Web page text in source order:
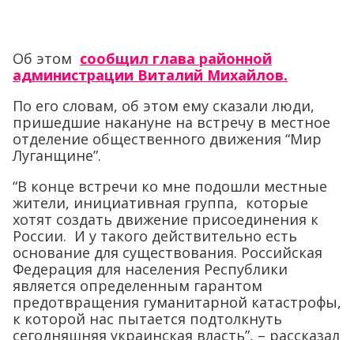
Об этом сообщил глава районной
администрации Виталий Михайлов.
По его словам, об этом ему сказали люди,
пришедшие накануне на встречу в местное
отделение общественного движения “Мир
Луганщине”.
“В конце встречи ко мне подошли местные
жители, инициативная группа, которые
хотят создать движение присоединения к
России. И у такого действительно есть
основание для существования. Российская
Федерация для населения Республики
является определенным гарантом
предотвращения гуманитарной катастрофы,
к которой нас пытается подтолкнуть
сегодняшняя украинская власть”, – рассказал